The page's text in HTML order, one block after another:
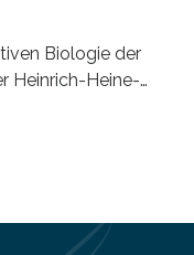
Biologie der
Heinrich-Heine-
auf
für Forschung,